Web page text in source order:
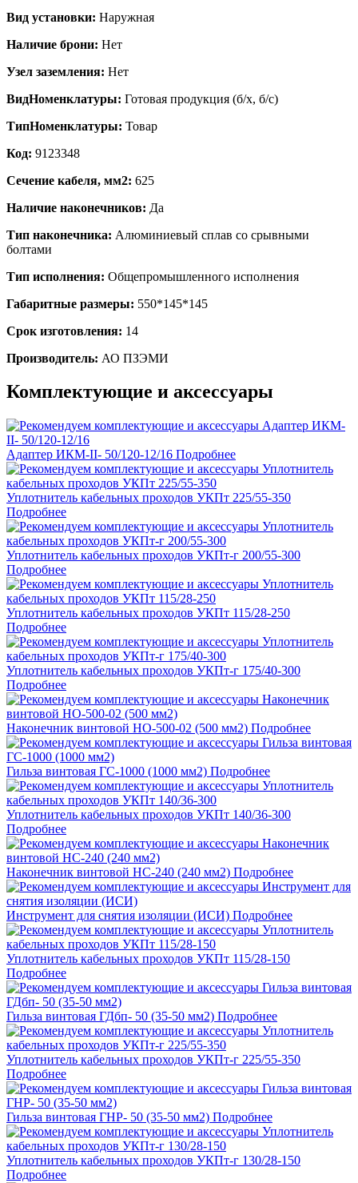
Вид установки: Наружная
Наличие брони: Нет
Узел заземления: Нет
ВидНоменклатуры: Готовая продукция (б/х, б/с)
ТипНоменклатуры: Товар
Код: 9123348
Сечение кабеля, мм2: 625
Наличие наконечников: Да
Тип наконечника: Алюминиевый сплав со срывными
болтами
Тип исполнения: Общепромышленного исполнения
Габаритные размеры: 550*145*145
Срок изготовления: 14
Производитель: АО ПЗЭМИ
Комплектующие и аксессуары
Адаптер ИКМ-II- 50/120-12/16 Подробнее
Уплотнитель кабельных проходов УКПт 225/55-350
Подробнее
Уплотнитель кабельных проходов УКПт-г 200/55-300
Подробнее
Уплотнитель кабельных проходов УКПт 115/28-250
Подробнее
Уплотнитель кабельных проходов УКПт-г 175/40-300
Подробнее
Наконечник винтовой НО-500-02 (500 мм2) Подробнее
Гильза винтовая ГС-1000 (1000 мм2) Подробнее
Уплотнитель кабельных проходов УКПт 140/36-300
Подробнее
Наконечник винтовой НС-240 (240 мм2) Подробнее
Инструмент для снятия изоляции (ИСИ) Подробнее
Уплотнитель кабельных проходов УКПт 115/28-150
Подробнее
Гильза винтовая ГДбп- 50 (35-50 мм2) Подробнее
Уплотнитель кабельных проходов УКПт-г 225/55-350
Подробнее
Гильза винтовая ГНР- 50 (35-50 мм2) Подробнее
Уплотнитель кабельных проходов УКПт-г 130/28-150
Подробнее